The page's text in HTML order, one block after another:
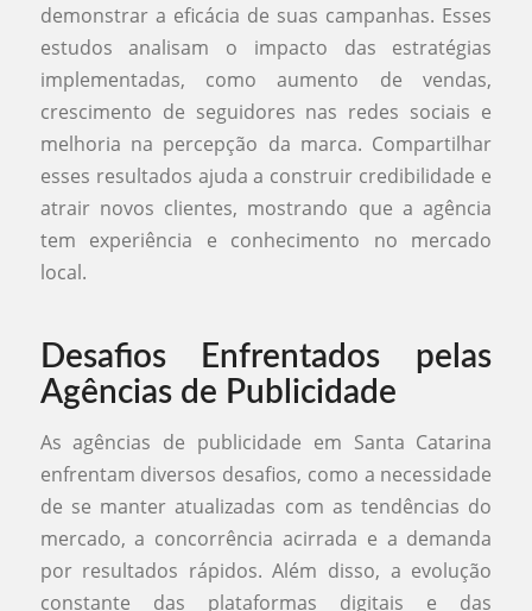
demonstrar a eficácia de suas campanhas. Esses
estudos analisam o impacto das estratégias
implementadas, como aumento de vendas,
crescimento de seguidores nas redes sociais e
melhoria na percepção da marca. Compartilhar
esses resultados ajuda a construir credibilidade e
atrair novos clientes, mostrando que a agência
tem experiência e conhecimento no mercado
local.
Desafios Enfrentados pelas
Agências de Publicidade
As agências de publicidade em Santa Catarina
enfrentam diversos desafios, como a necessidade
de se manter atualizadas com as tendências do
mercado, a concorrência acirrada e a demanda
por resultados rápidos. Além disso, a evolução
constante das plataformas digitais e das